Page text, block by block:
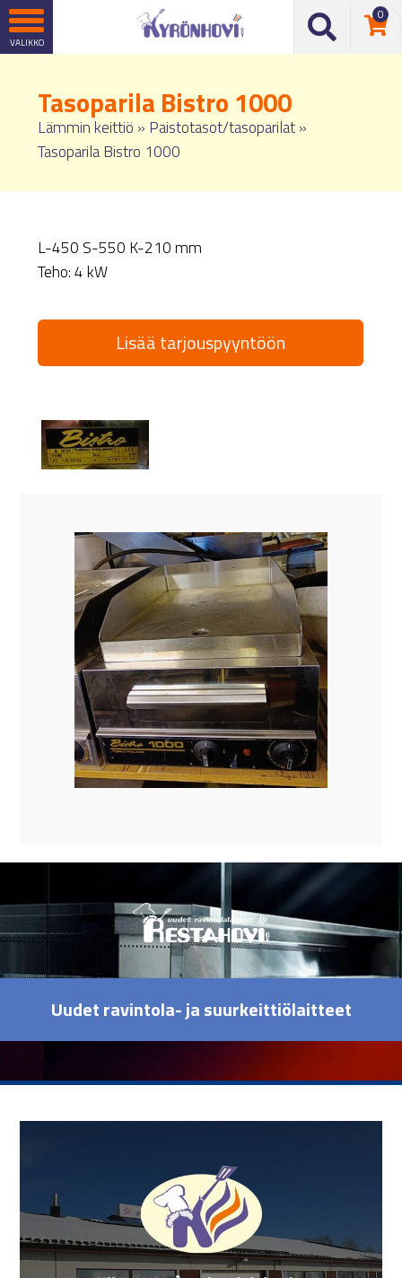
0
Tasoparila Bistro 1000
Lämmin keittiö » Paistotasot/tasoparilat»
Tasoparila Bistro 1000
L-450 S-550 K-210 mm
Teho: 4 kW
Lisää tarjouspyyntöön
Uudet ravintola- ja suurkeittiölaitteet